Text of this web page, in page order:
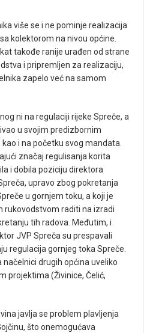
više se i ne pominje realizacija
kolektorom na nivou općine.
takođe ranije urađen od strane
i pripremljen za realizaciju,
zapelo već na samom
ni na regulaciji rijeke Spreče, a
u svojim predizbornim
i na početku svog mandata.
značaj regulisanja korita
i dobila poziciju direktora
upravo zbog pokretanja
u gornjem toku, a koji je
rukovodstvom raditi na izradi
tih radova. Međutim, i
JVP Spreča su prespavali
regulacija gornjeg toka Spreče.
drugih općina uveliko
projektima (Živinice, Čelić,
javlja se problem plavljenja
što onemogućava